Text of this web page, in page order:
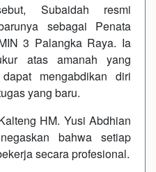
Subaidah resmi
sebagai Penata
3 Palangka Raya. Ia
atas amanah yang
mengabdikan diri
yang baru.
HM. Yusi Abdhian
bahwa setiap
secara profesional.